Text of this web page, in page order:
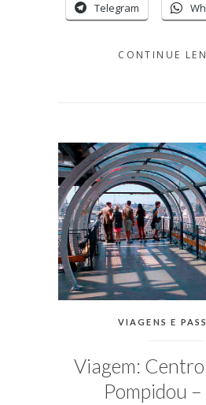
Telegram
CONTINUE
PUBLICADO
POR
MICHELLI
CATEGORIAS:
VIAGENS E
Viagem:
Pompidou